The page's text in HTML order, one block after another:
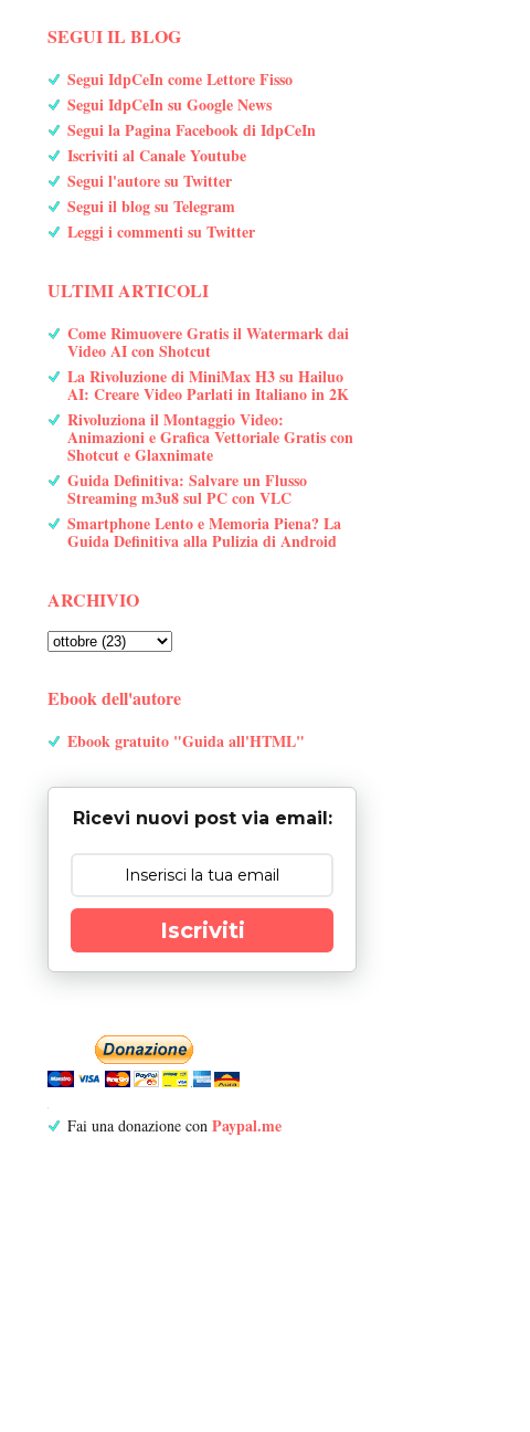
SEGUI IL BLOG
Segui IdpCeIn come Lettore Fisso
Segui IdpCeIn su Google News
Segui la Pagina Facebook di IdpCeIn
Iscriviti al Canale Youtube
Segui l'autore su Twitter
Segui il blog su Telegram
Leggi i commenti su Twitter
ULTIMI ARTICOLI
Come Rimuovere Gratis il Watermark dai
Video AI con Shotcut
La Rivoluzione di MiniMax H3 su Hailuo
AI: Creare Video Parlati in Italiano in 2K
Rivoluziona il Montaggio Video:
Animazioni e Grafica Vettoriale Gratis con
Shotcut e Glaxnimate
Guida Definitiva: Salvare un Flusso
Streaming m3u8 sul PC con VLC
Smartphone Lento e Memoria Piena? La
Guida Definitiva alla Pulizia di Android
ARCHIVIO
Ebook dell'autore
Ebook gratuito "Guida all'HTML"
Ricevi nuovi post via email:
Iscriviti
Fai una donazione con Paypal.me